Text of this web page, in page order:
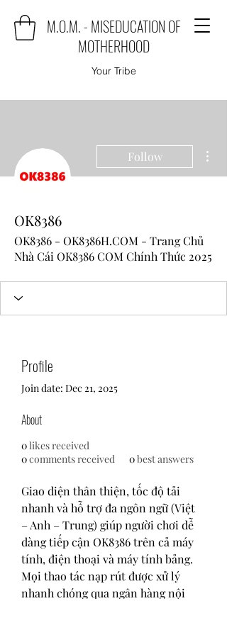
M.O.M. - MISEDUCATION OF
MOTHERHOOD
Your Tribe
Follow
OK8386
OK8386 - OK8386H.COM - Trang Chủ
Nhà Cái OK8386 COM Chính Thức 2025
Profile
Join date: Dec 21, 2025
About
0likes received
0comments received 0best answers
Giao diện thân thiện, tốc độ tải
nhanh và hỗ trợ đa ngôn ngữ (Việt
– Anh – Trung) giúp người chơi dễ
dàng tiếp cận OK8386 trên cả máy
tính, điện thoại và máy tính bảng.
Mọi thao tác nạp rút được xử lý
nhanh chóng qua ngân hàng nội